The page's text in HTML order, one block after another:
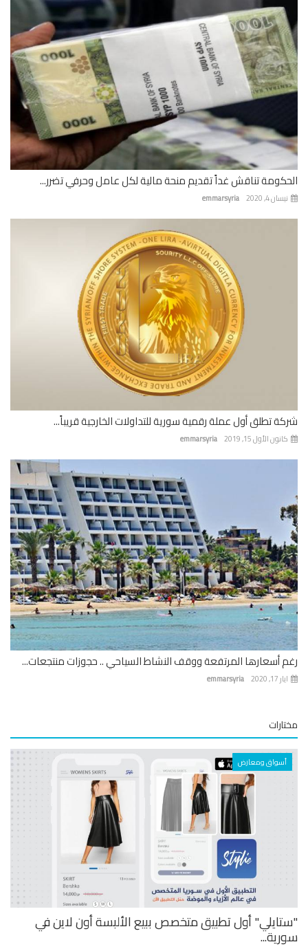
تناقش غداً تقديم منحة مالية لكل عامل وحرفي تضرر...
emmarsyria 4, 2020
تطلق أول عملة رقمية سورية للتداولات الخارجية قريباً...
emmarsyria الأول 15, 2019
أسعارها المرتفعة ووقف النشاط السياحي .. حجوزات منتجعات...
emmarsyria
أسواق ومعارض
أول تطبيق متخصص ببيع الألبسة أون لاين في